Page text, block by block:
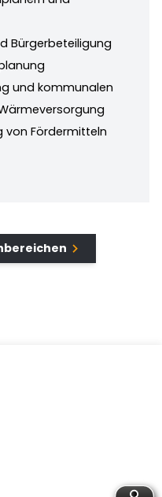
Bürgerbeteiligung
und kommunalen
von Fördermitteln
chevron_right